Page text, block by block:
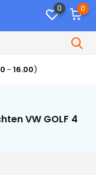
0 0
- 16.00)
VW GOLF 4